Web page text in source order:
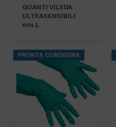
GUANTI VILEDA
ULTRASENSIBILI
mis.L
PRONTA CONSEGNA